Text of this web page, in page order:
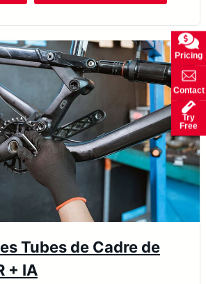
Tubes de Cadre de
+ IA
Pricing
Contact
Try
Free